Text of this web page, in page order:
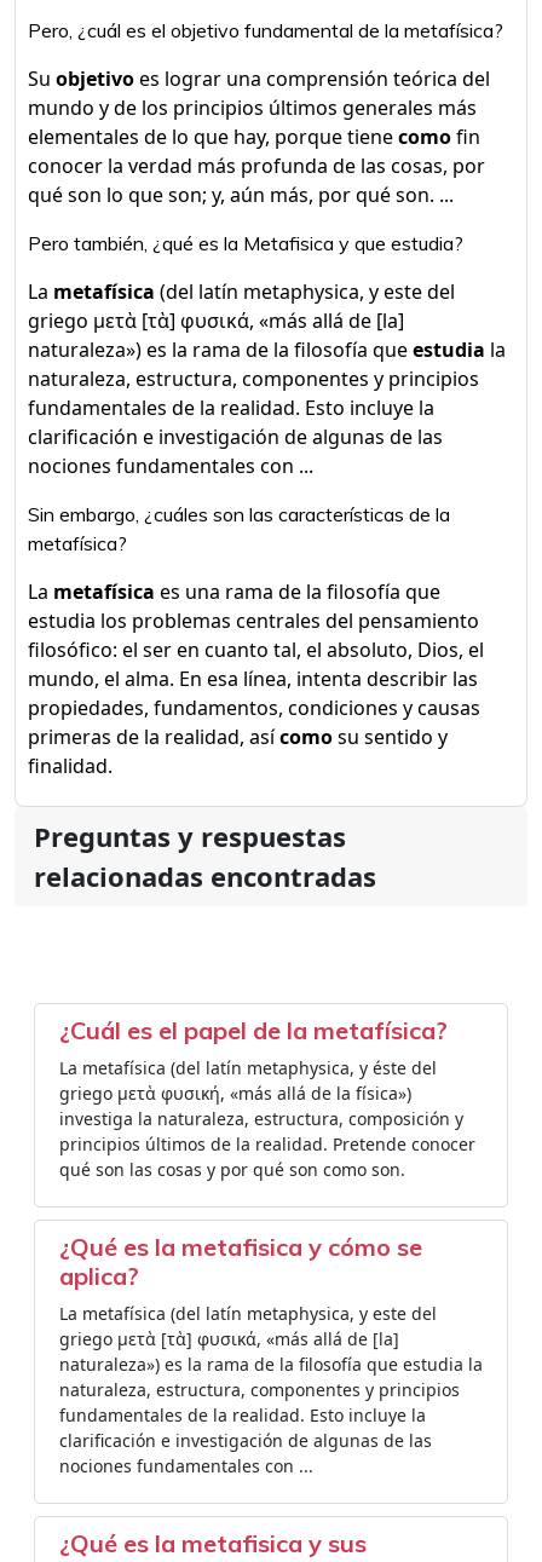
Pero, ¿cuál es el objetivo fundamental de la metafísica?
Su objetivoes lograr una comprensión teórica del
mundo y de los principios últimos generales más
elementales de lo que hay, porque tienecomofin
conocer la verdad más profunda de las cosas, por
qué son lo que son; y, aún más, por qué son. ...
Pero también, ¿qué es la Metafisica y que estudia?
La metafísica (del latín metaphysica, y este del
griego μετὰ [τὰ] φυσικά, «más allá de [la]
naturaleza»)​ es la rama de la filosofía queestudia la
naturaleza, estructura, componentes y principios
fundamentales de la realidad.​​​ Esto incluye la
clarificación e investigación de algunas de las
nociones fundamentales con ...
Sin embargo, ¿cuáles son las características de la
metafísica?
La metafísica es una rama de la filosofía que
estudia los problemas centrales del pensamiento
filosófico: el ser en cuanto tal, el absoluto, Dios, el
mundo, el alma. En esa línea, intenta describir las
propiedades, fundamentos, condiciones y causas
primeras de la realidad, asícomosu sentido y
finalidad.
Preguntas y respuestas
relacionadas encontradas
¿Cuál es el papel de la metafísica?
La metafísica (del latín metaphysica, y éste del
griego μετὰ φυσική, «más allá de la física»)
investiga la naturaleza, estructura, composición y
principios últimos de la realidad. Pretende conocer
qué son las cosas y por qué son como son.
¿Qué es la metafisica y cómo se
aplica?
La metafísica (del latín metaphysica, y este del
griego μετὰ [τὰ] φυσικά, «más allá de [la]
naturaleza»)​ es la rama de la filosofía que estudia la
naturaleza, estructura, componentes y principios
fundamentales de la realidad.​​​ Esto incluye la
clarificación e investigación de algunas de las
nociones fundamentales con ...
¿Qué es la metafisica y sus